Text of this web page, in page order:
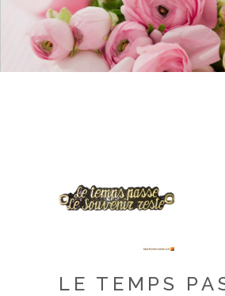
LE TEMPS